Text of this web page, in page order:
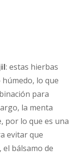
: estas hierbas
lo que
para
la menta
por lo que es una
evitar que
el bálsamo de